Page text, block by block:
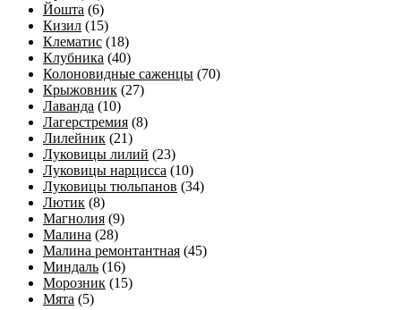
Йошта (6)
Кизил (15)
Клематис (18)
Клубника (40)
Колоновидные саженцы (70)
Крыжовник (27)
Лаванда (10)
Лагерстремия (8)
Лилейник (21)
Луковицы лилий (23)
Луковицы нарцисса (10)
Луковицы тюльпанов (34)
Лютик (8)
Магнолия (9)
Малина (28)
Малина ремонтантная (45)
Миндаль (16)
Морозник (15)
Мята (5)